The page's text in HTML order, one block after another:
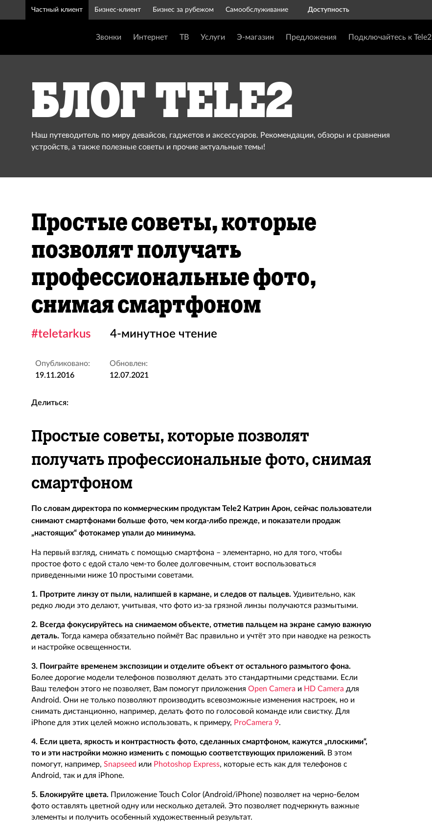
Частный клиент Бизнес-клиент Бизнес за рубежом Самообслуживание Доступность
Звонки Интернет ТВ Услуги Э-магазин Предложения Подключайтесь к Tele2
Блог Tele2
Наш путеводитель по миру девайсов, гаджетов и аксессуаров. Рекомендации, обзоры и сравнения
устройств, а также полезные советы и прочие актуальные темы!
Простые советы, которые
позволят получать
профессиональные фото,
снимая смартфоном
#teletarkus 4-минутное чтение
Опубликовано:
19.11.2016
Обновлен:
12.07.2021
Делиться:
Простые советы, которые позволят
получать профессиональные фото, снимая
смартфоном
По словам директора по коммерческим продуктам Tele2 Катрин Арон, сейчас пользователи
снимают смартфонами больше фото, чем когда-либо прежде, и показатели продаж
„настоящих“ фотокамер упали до минимума.
На первый взгляд, снимать с помощью смартфона – элементарно, но для того, чтобы
простое фото с едой стало чем-то более долговечным, стоит воспользоваться
приведенными ниже 10 простыми советами.
1. Протрите линзу от пыли, налипшей в кармане, и следов от пальцев. Удивительно, как
редко люди это делают, учитывая, что фото из-за грязной линзы получаются размытыми.
2. Всегда фокусируйтесь на снимаемом объекте, отметив пальцем на экране самую важную
деталь. Тогда камера обязательно поймёт Вас правильно и учтёт это при наводке на резкость
и настройке освещенности.
3. Поиграйте временем экспозиции и отделите объект от остального размытого фона.
Более дорогие модели телефонов позволяют делать это стандартными средствами. Если
Ваш телефон этого не позволяет, Вам помогут приложения Open Camera и HD Camera для
Android. Они не только позволяют производить всевозможные изменения настроек, но и
снимать дистанционно, например, делать фото по голосовой команде или свистку. Для
iPhone для этих целей можно использовать, к примеру, ProCamera 9.
4. Если цвета, яркость и контрастность фото, сделанных смартфоном, кажутся „плоскими“,
то и эти настройки можно изменить с помощью соответствующих приложений. В этом
помогут, например, Snapseed или Photoshop Express, которые есть как для телефонов с
Android, так и для iPhone.
5. Блокируйте цвета. Приложение Touch Color (Android/iPhone) позволяет на черно-белом
фото оставлять цветной одну или несколько деталей. Это позволяет подчеркнуть важные
элементы и получить особенный художественный результат.